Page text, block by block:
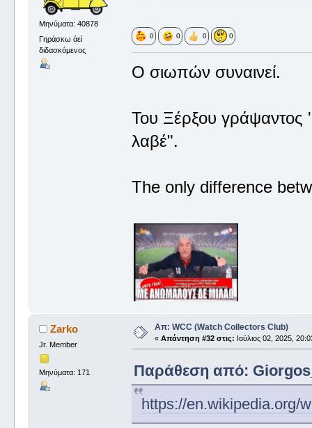
Μηνύματα: 40878
Γηράσκω ἀεὶ
διδασκόμενος
0 0 0 0
Ο σιωπών συναινεί.
Του Ξέρξου
λαβέ".
The only difference
Zarko
Jr. Member
Μηνύματα: 171
Απ: WCC (Watch Collectors Club)
« Απάντηση #32 στις: Ιούλιος 02, 2025,
Παράθεση από:
https://en.wikipedia.org/